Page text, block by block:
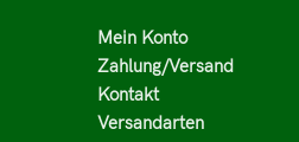
Mein Konto
Zahlung/Versand
Kontakt
Versandarten